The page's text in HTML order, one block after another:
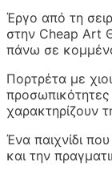
Έργο από τη
στην Cheap Art
πάνω σε
Πορτρέτα με
προσωπικότητες
χαρακτηρίζουν
Ένα παιχνίδι
και την